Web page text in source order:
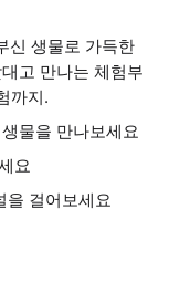
신 생물로 가득한
고 만나는 체험부
까지.
물을 만나보세요
요
을 걸어보세요